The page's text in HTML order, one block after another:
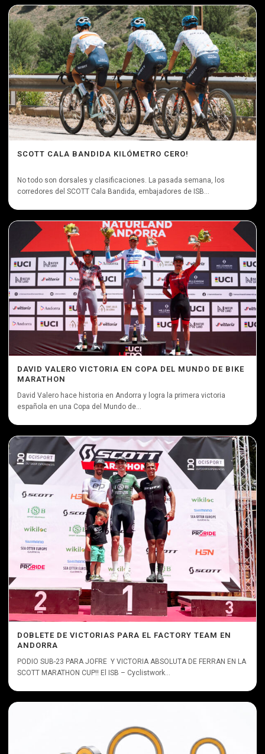
SCOTT CALA BANDIDA KILÓMETRO CERO!
No todo son dorsales y clasificaciones. La pasada semana, los
corredores del SCOTT Cala Bandida, embajadores de ISB...
DAVID VALERO VICTORIA EN COPA DEL MUNDO DE BIKE
MARATHON
David Valero hace historia en Andorra y logra la primera victoria
española en una Copa del Mundo de...
DOBLETE DE VICTORIAS PARA EL FACTORY TEAM EN
ANDORRA
PODIO SUB-23 PARA JOFRE Y VICTORIA ABSOLUTA DE FERRAN EN LA
SCOTT MARATHON CUP!! El ISB – Cyclistwork...